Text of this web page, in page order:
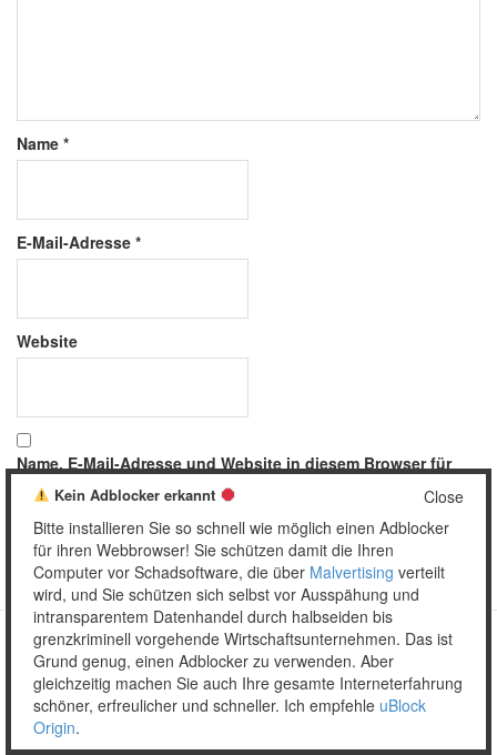
Name *
E-Mail-Adresse *
Website
Name, E-Mail-Adresse und Website in diesem Browser für
meinen nächsten Kommentar speichern.
Copyright © 2026 Unser täglich Spam.
MobileWordPress Theme by themehall.com
Close
Kein Adblocker erkannt
Bitte installieren Sie so schnell wie möglich einen Adblocker
für ihren Webbrowser! Sie schützen damit die Ihren
Computer vor Schadsoftware, die über Malvertising verteilt
wird, und Sie schützen sich selbst vor Ausspähung und
intransparentem Datenhandel durch halbseiden bis
grenzkriminell vorgehende Wirtschaftsunternehmen. Das ist
Grund genug, einen Adblocker zu verwenden. Aber
gleichzeitig machen Sie auch Ihre gesamte Interneterfahrung
schöner, erfreulicher und schneller. Ich empfehle uBlock
Origin.